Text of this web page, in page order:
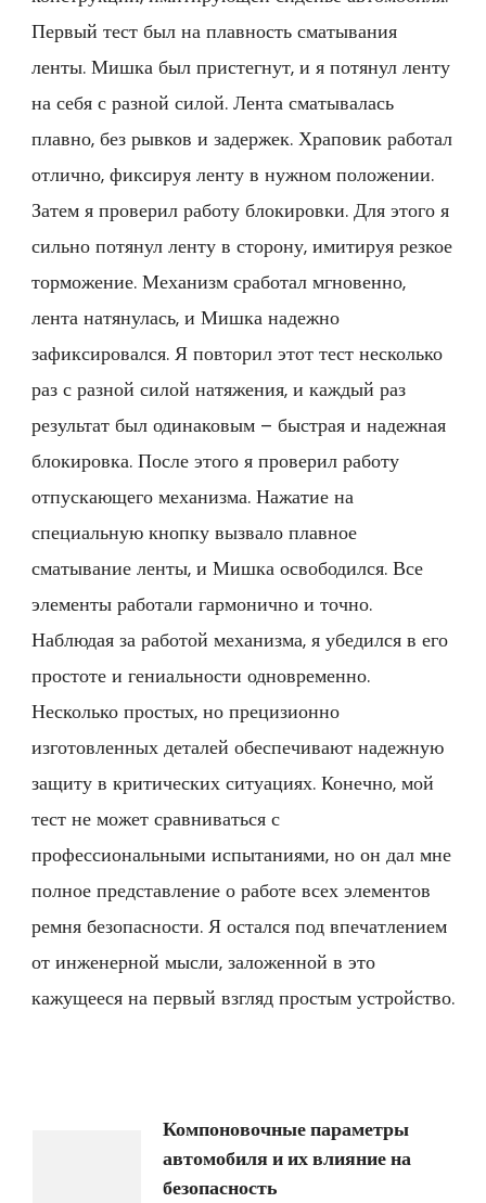
Первый тест был на плавность сматывания
ленты. Мишка был пристегнут, и я потянул ленту
на себя с разной силой. Лента сматывалась
плавно, без рывков и задержек. Храповик работал
отлично, фиксируя ленту в нужном положении.
Затем я проверил работу блокировки. Для этого я
сильно потянул ленту в сторону, имитируя резкое
торможение. Механизм сработал мгновенно,
лента натянулась, и Мишка надежно
зафиксировался. Я повторил этот тест несколько
раз с разной силой натяжения, и каждый раз
результат был одинаковым – быстрая и надежная
блокировка. После этого я проверил работу
отпускающего механизма. Нажатие на
специальную кнопку вызвало плавное
сматывание ленты, и Мишка освободился. Все
элементы работали гармонично и точно.
Наблюдая за работой механизма, я убедился в его
простоте и гениальности одновременно.
Несколько простых, но прецизионно
изготовленных деталей обеспечивают надежную
защиту в критических ситуациях. Конечно, мой
тест не может сравниваться с
профессиональными испытаниями, но он дал мне
полное представление о работе всех элементов
ремня безопасности. Я остался под впечатлением
от инженерной мысли, заложенной в это
кажущееся на первый взгляд простым устройство.
НавигацияКомпоновочные параметры
автомобиля и их влияние на
безопасность